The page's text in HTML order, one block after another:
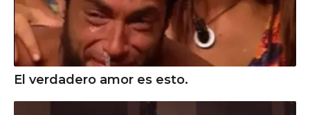
El verdadero amor es esto.